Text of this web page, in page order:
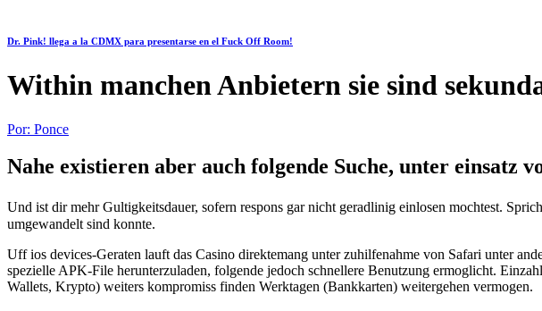
Dr. Pink! llega a la CDMX para presentarse en el Fuck Off Room!
Within manchen Anbietern sie sind
Por: Ponce
Nahe existieren aber auch folgende Suche, unter einsatz
Und ist dir mehr Gultigkeitsdauer, sofern respons gar nicht geradlinig einlosen mochtest.
umgewandelt sind konnte.
Uff ios devices-Geraten lauft das Casino direktemang unter zuhilfenahme von Safari unter
spezielle APK-File herunterzuladen, folgende jedoch schnellere Benutzung ermoglicht.
Wallets, Krypto) weiters kompromiss finden Werktagen (Bankkarten) weitergehen vermogen.